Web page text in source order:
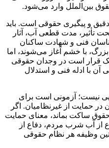
بین‌الملل وارد می‌شود.
و پیگیری حقوقی است. باید
مدت قطعی آب، آثار
فنی و شهادت ساکنان
با خشم آغاز می‌شوند، اما
قرار است در وجدان حقوقی
آن با ادله فنی و استدلال
نیست؛ آزمونی است برای
حمایت از غیرنظامیان. اگر
ساکت بماند، معنای حمایت
از آب شرب مردم، دفاع از
وظیفه هر نظام حقوقی